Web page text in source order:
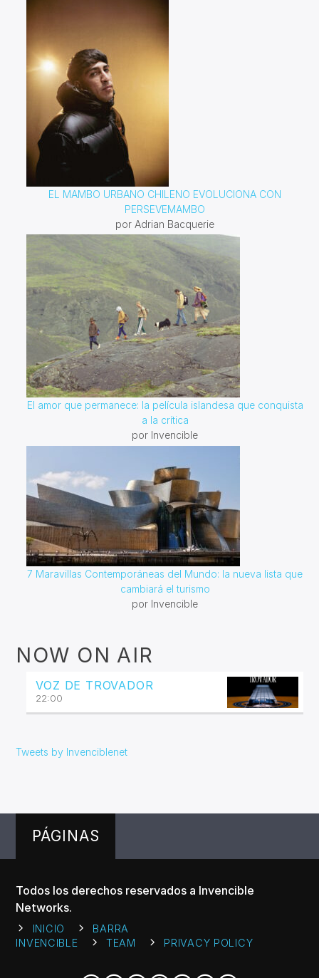
EL MAMBO URBANO CHILENO EVOLUCIONA CON
PERSEVEMAMBO
por Adrian Bacquerie
El amor que permanece: la película islandesa que conquista
a la crítica
por Invencible
7 Maravillas Contemporáneas del Mundo: la nueva lista que
cambiará el turismo
por Invencible
NOW ON AIR
VOZ DE TROVADOR
22:00
Tweets by Invenciblenet
PÁGINAS
Todos los derechos reservados a Invencible
Networks.
INICIO
BARRA
INVENCIBLE
TEAM PRIVACY POLICY